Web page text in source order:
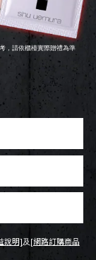
，請依櫃檯實際贈禮為準
說明]及 [網路訂購商品